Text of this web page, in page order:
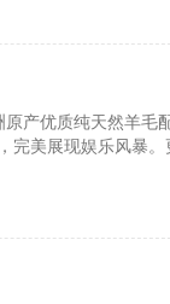
产优质纯天然羊毛
美展现娱乐风暴。